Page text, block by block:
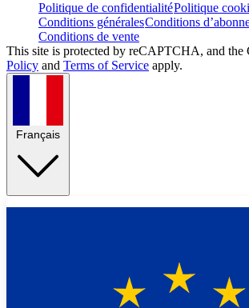
Politique de confidentialitéPolitique
Conditions généralesConditions
Conditions de vente
This site is protected by reCAPTCHA, and the
Policy and Terms of Service apply.
Français